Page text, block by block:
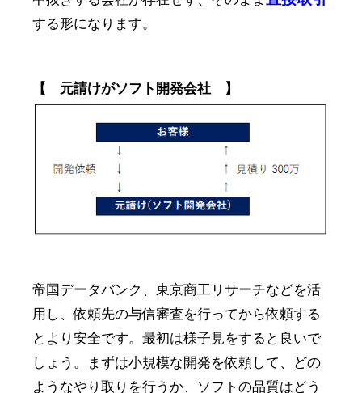
する形になります。
【 元請けがソフト開発会社 】
帝国データバンク、東京商工リサーチなどを活
用し、依頼先の与信審査を行ってから依頼する
とより安全です。最初は様子見をすると良いで
しょう。まずは小規模な開発を依頼して、どの
ようなやり取りを行うか、ソフトの品質はどう